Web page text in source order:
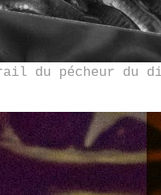
du pécheur du